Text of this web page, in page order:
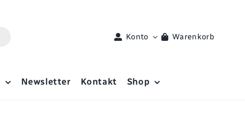
Konto Warenkorb
Newsletter Kontakt Shop